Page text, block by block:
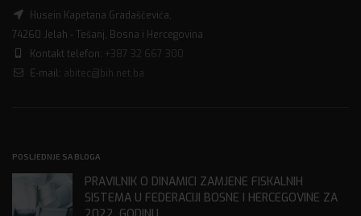
Husein Kapetana Gradaščevića,
74260 Jelah - Tešanj, Bosna i Hercegovina
Kontakt telefon: +387 32 667 300
E-mail: abitec@bih.net.ba
POSLJEDNJE SA BLOGA
PRAVILNIK O DINAMICI ZAMJENE FISKALNIH
SISTEMA U FEDERACIJI BOSNE I HERCEGOVINE ZA